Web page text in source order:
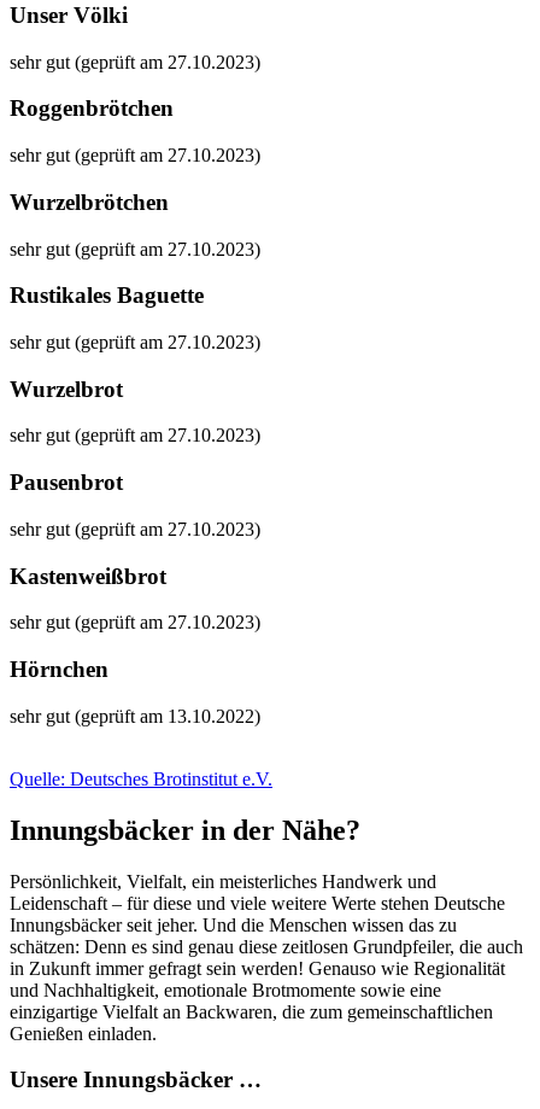
Unser Völki
sehr gut (geprüft am 27.10.2023)
Roggenbrötchen
sehr gut (geprüft am 27.10.2023)
Wurzelbrötchen
sehr gut (geprüft am 27.10.2023)
Rustikales Baguette
sehr gut (geprüft am 27.10.2023)
Wurzelbrot
sehr gut (geprüft am 27.10.2023)
Pausenbrot
sehr gut (geprüft am 27.10.2023)
Kastenweißbrot
sehr gut (geprüft am 27.10.2023)
Hörnchen
sehr gut (geprüft am 13.10.2022)
Quelle: Deutsches Brotinstitut e.V.
Innungsbäcker in der Nähe?
Persönlichkeit, Vielfalt, ein meisterliches Handwerk und
Leidenschaft – für diese und viele weitere Werte stehen Deutsche
Innungsbäcker seit jeher. Und die Menschen wissen das zu
schätzen: Denn es sind genau diese zeitlosen Grundpfeiler, die auch
in Zukunft immer gefragt sein werden! Genauso wie Regionalität
und Nachhaltigkeit, emotionale Brotmomente sowie eine
einzigartige Vielfalt an Backwaren, die zum gemeinschaftlichen
Genießen einladen.
Unsere Innungsbäcker …